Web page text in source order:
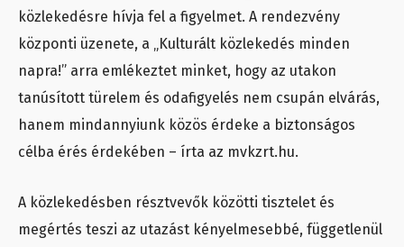
közlekedésre hívja fel a figyelmet. A rendezvény
központi üzenete, a „Kulturált közlekedés minden
napra!” arra emlékeztet minket, hogy az utakon
tanúsított türelem és odafigyelés nem csupán elvárás,
hanem mindannyiunk közös érdeke a biztonságos
célba érés érdekében – írta az mvkzrt.hu.
A közlekedésben résztvevők közötti tisztelet és
megértés teszi az utazást kényelmesebbé, függetlenül